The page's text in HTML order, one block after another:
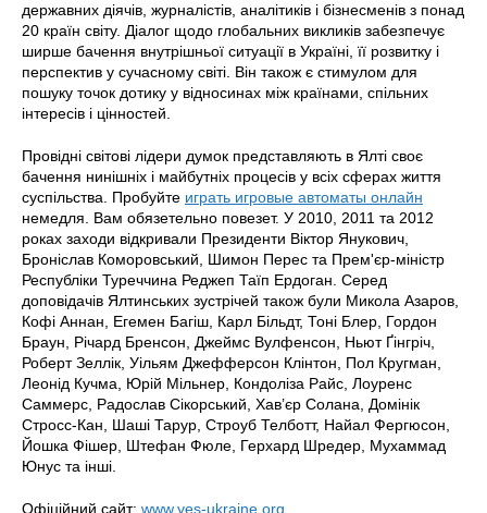
державних діячів, журналістів, аналітиків і бізнесменів з понад
20 країн світу. Діалог щодо глобальних викликів забезпечує
ширше бачення внутрішньої ситуації в Україні, її розвитку і
перспектив у сучасному світі. Він також є стимулом для
пошуку точок дотику у відносинах між країнами, спільних
інтересів і цінностей.
Провідні світові лідери думок представляють в Ялті своє
бачення нинішніх і майбутніх процесів у всіх сферах життя
суспільства. Пробуйте играть игровые автоматы онлайн
немедля. Вам обязетельно повезет. У 2010, 2011 та 2012
роках заходи відкривали Президенти Віктор Янукович,
Броніслав Коморовський, Шимон Перес та Прем'єр-міністр
Республіки Туреччина Реджеп Таїп Ердоган. Серед
доповідачів Ялтинських зустрічей також були Микола Азаров,
Кофі Аннан, Егемен Багіш, Карл Більдт, Тоні Блер, Гордон
Браун, Річард Бренсон, Джеймс Вулфенсон, Ньют Ґінгріч,
Роберт Зеллік, Уільям Джефферсон Клінтон, Пол Кругман,
Леонід Кучма, Юрій Мільнер, Кондоліза Райс, Лоуренс
Саммерс, Радослав Сікорський, Хав’єр Солана, Домінік
Стросс-Кан, Шаші Тарур, Строуб Телботт, Найал Фергюсон,
Йошка Фішер, Штефан Фюле, Герхард Шредер, Мухаммад
Юнус та інші.
Офіційний сайт: www.yes-ukraine.org